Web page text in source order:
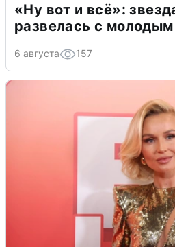
«Ну вот и всё»:
развелась с
6 августа 157